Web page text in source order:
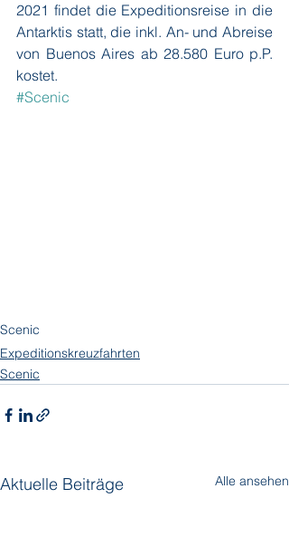
2021 findet die Expeditionsreise in die
Antarktis statt, die inkl. An- und Abreise
von Buenos Aires ab 28.580 Euro p.P.
kostet.
#Scenic
Scenic
Expeditionskreuzfahrten
Scenic
Aktuelle Beiträge Alle ansehen